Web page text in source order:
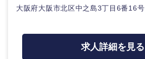
大阪府大阪市北区中之島3丁目6番16号
求人詳細を見る